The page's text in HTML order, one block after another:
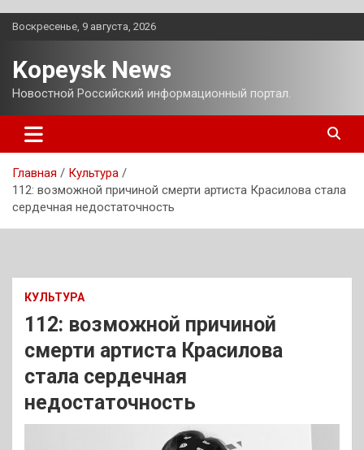
Перейти
Воскресенье, 9 августа, 2026
Kopeysk News
Новостной Российский информационный портал.
Главная
Культура
112: возможной причиной смерти артиста Красилова стала
сердечная недостаточность
КУЛЬТУРА
112: возможной причиной
смерти артиста Красилова
стала сердечная
недостаточность